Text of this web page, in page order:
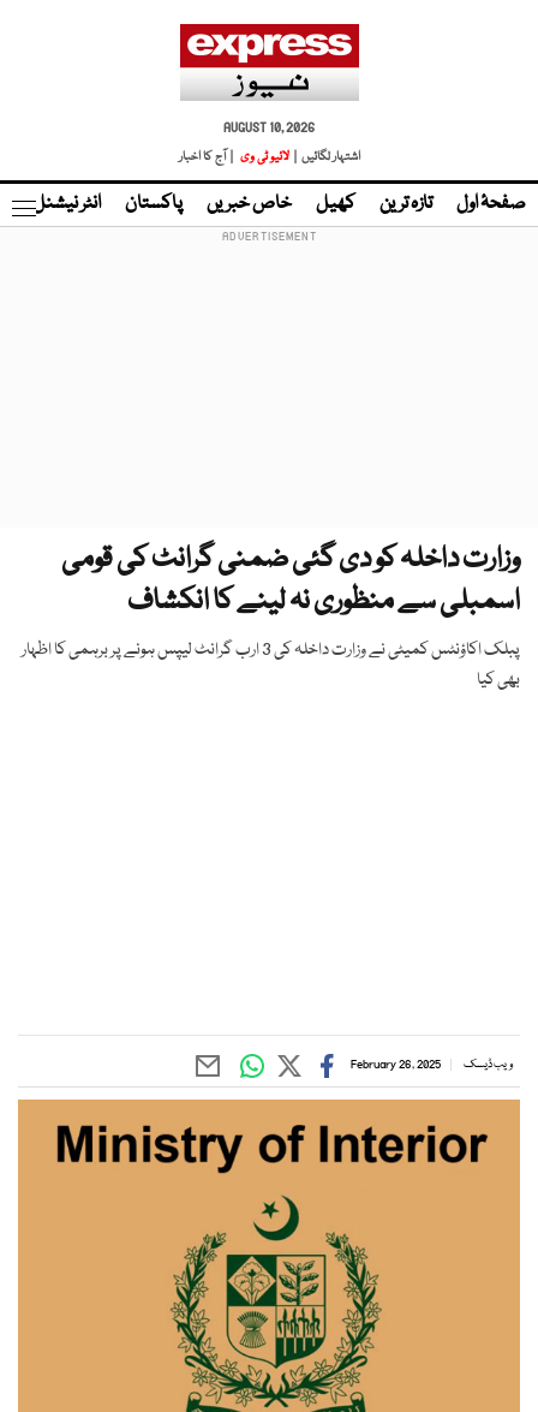
AUGUST 10, 2026
اشتہار لگائیں |
لائیو ٹی وی | آج کا اخبار
صفحۂ اول تازہ ترین کھیل خاص خبریں پاکستان انٹر نیشنل
وزارت داخلہ کو دی گئی ضمنی گرانٹ کی قومی
اسمبلی سے منظوری نہ لینے کا انکشاف
پبلک اکاؤنٹس کمیٹی نے وزارت داخلہ کی 3 ارب گرانٹ لیپس ہونے پر برہمی کا اظہار
بھی کیا
ویب ڈیسک February 26, 2025